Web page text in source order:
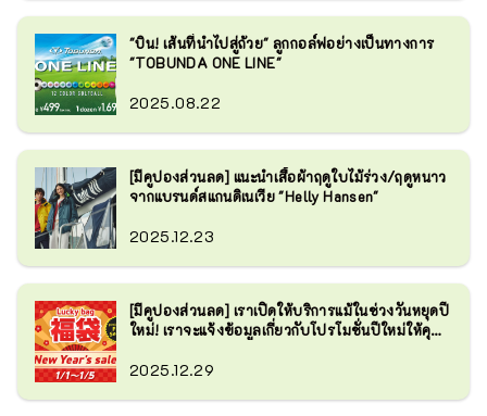
"บิน! เส้นที่นำไปสู่ถ้วย" ลูกกอล์ฟอย่างเป็นทางการ
"TOBUNDA ONE LINE"
2025.08.22
[มีคูปองส่วนลด] แนะนำเสื้อผ้าฤดูใบไม้ร่วง/ฤดูหนาว
จากแบรนด์สแกนดิเนเวีย "Helly Hansen"
2025.12.23
[มีคูปองส่วนลด] เราเปิดให้บริการแม้ในช่วงวันหยุดปี
ใหม่! เราจะแจ้งข้อมูลเกี่ยวกับโปรโมชั่นปีใหม่ให้คุณ
2025.12.29